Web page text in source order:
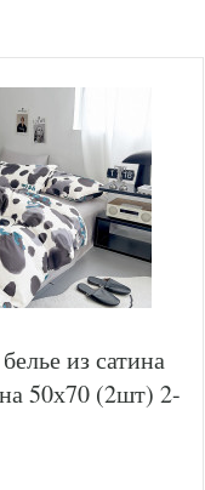
из сатина
50х70 (2шт) 2-